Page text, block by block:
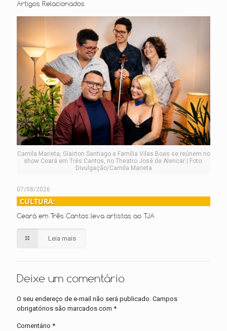
Artigos Relacionados
Camila Marieta, Glairton Santiago e Família Vilas Boas se reúnem no
show Ceará em Três Cantos, no Theatro José de Alencar | Foto:
Divulgação/Camila Marieta
07/08/2026
CULTURA:
Ceará em Três Cantos leva artistas ao TJA
Leia mais
Deixe um comentário
O seu endereço de e-mail não será publicado. Campos
obrigatórios são marcados com *
Comentário *